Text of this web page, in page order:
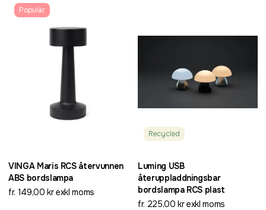
Populär
VINGA Maris RCS återvunnen
ABS bordslampa
fr. 149,00 kr exkl moms
Recycled
Luming USB
återuppladdningsbar
bordslampa RCS plast
fr. 225,00 kr exkl moms